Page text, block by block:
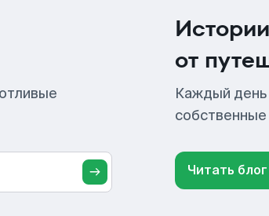
от
Каждый день
Читать блог